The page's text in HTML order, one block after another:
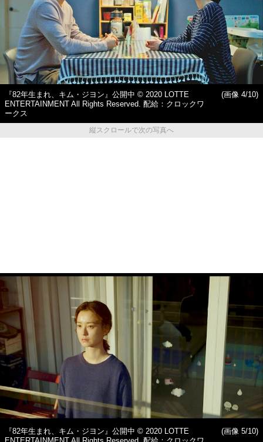
『82年生まれ、キム・ジヨン』公開中 © 2020 LOTTE
ENTERTAINMENT All Rights Reserved. 配給：クロックワ
ークス
(画像 4/10)
縦スクロールで次の写真へ
『82年生まれ、キム・ジヨン』公開中 © 2020 LOTTE
(画像 5/10)